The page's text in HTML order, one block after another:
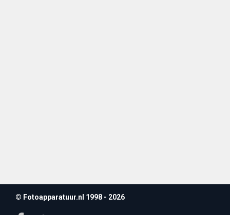
© Fotoapparatuur.nl 1998 - 2026